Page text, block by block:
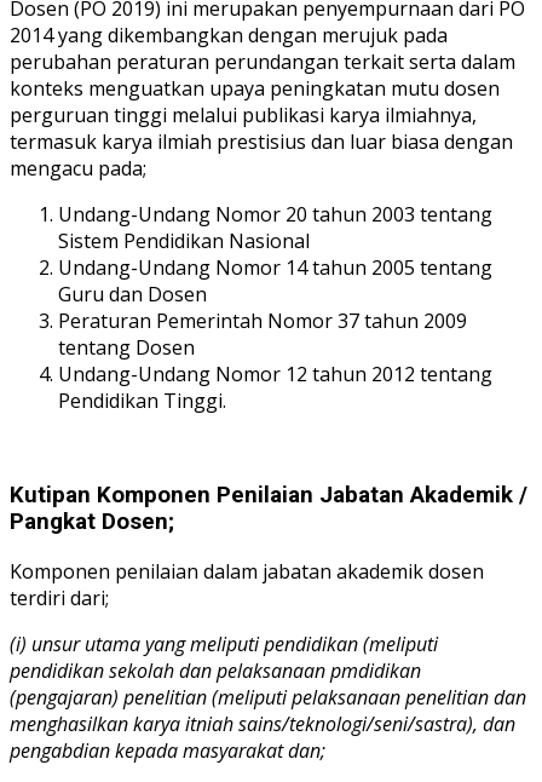
Dosen (PO 2019) ini merupakan penyempurnaan dari PO
2014 yang dikembangkan dengan merujuk pada
perubahan peraturan perundangan terkait serta dalam
konteks menguatkan upaya peningkatan mutu dosen
perguruan tinggi melalui publikasi karya ilmiahnya,
termasuk karya ilmiah prestisius dan luar biasa dengan
mengacu pada;
Undang-Undang Nomor 20 tahun 2003 tentang
Sistem Pendidikan Nasional
Undang-Undang Nomor 14 tahun 2005 tentang
Guru dan Dosen
Peraturan Pemerintah Nomor 37 tahun 2009
tentang Dosen
Undang-Undang Nomor 12 tahun 2012 tentang
Pendidikan Tinggi.
Kutipan Komponen Penilaian Jabatan Akademik /
Pangkat Dosen;
Komponen penilaian dalam jabatan akademik dosen
terdiri dari;
(i) unsur utama yang meliputi pendidikan (meliputi
pendidikan sekolah dan pelaksanaan pmdidikan
(pengajaran) penelitian (meliputi pelaksanaan penelitian dan
menghasilkan karya itniah sains/teknologi/seni/sastra), dan
pengabdian kepada masyarakat dan;